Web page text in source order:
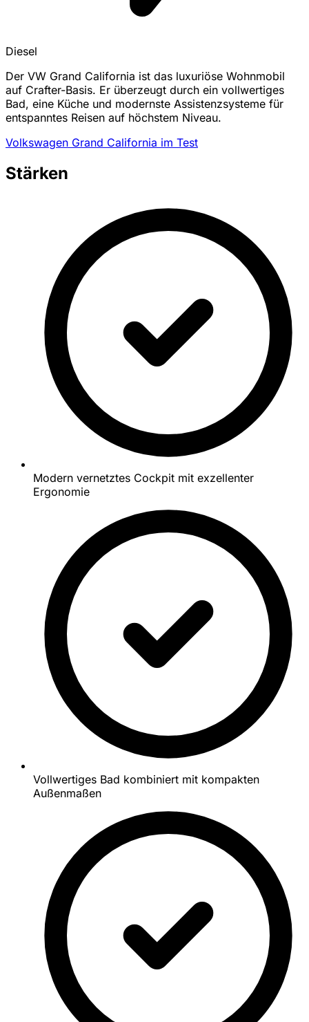
Diesel
Der VW Grand California ist das luxuriöse Wohnmobil
auf Crafter-Basis. Er überzeugt durch ein vollwertiges
Bad, eine Küche und modernste Assistenzsysteme für
entspanntes Reisen auf höchstem Niveau.
Volkswagen Grand California im Test
Stärken
Modern vernetztes Cockpit mit exzellenter
Ergonomie
Vollwertiges Bad kombiniert mit kompakten
Außenmaßen